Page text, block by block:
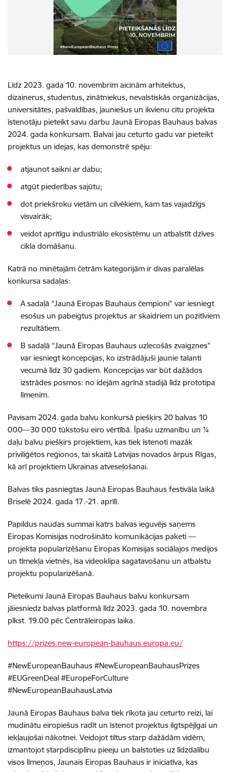
Līdz 2023. gada 10. novembrim aicinām arhitektus,
dizainerus, studentus, zinātniekus, nevalstiskās organizācijas,
universitātes, pašvaldības, jauniešus un ikvienu citu projekta
īstenotāju pieteikt savu darbu Jaunā Eiropas Bauhaus balvas
2024. gada konkursam. Balvai jau ceturto gadu var pieteikt
projektus un idejas, kas demonstrē spēju:
atjaunot saikni ar dabu;
atgūt piederības sajūtu;
dot priekšroku vietām un cilvēkiem, kam tas vajadzīgs
visvairāk;
veidot apritīgu industriālo ekosistēmu un atbalstīt dzīves
cikla domāšanu.
Katrā no minētajām četrām kategorijām ir divas paralēlas
konkursa sadaļas:
A sadaļā “Jaunā Eiropas Bauhaus čempioni” var iesniegt
esošus un pabeigtus projektus ar skaidriem un pozitīviem
rezultātiem.
B sadaļā “Jaunā Eiropas Bauhaus uzlecošās zvaigznes”
var iesniegt koncepcijas, ko izstrādājuši jaunie talanti
vecumā līdz 30 gadiem. Koncepcijas var būt dažādos
izstrādes posmos: no idejām agrīnā stadijā līdz prototipa
līmenim.
Pavisam 2024. gada balvu konkursā piešķirs 20 balvas 10
000—30 000 tūkstošu eiro vērtībā. Īpašu uzmanību un ¼
daļu balvu piešķirs projektiem, kas tiek īstenoti mazāk
priviliģētos reģionos, tai skaitā Latvijas novados ārpus Rīgas,
kā arī projektiem Ukrainas atveseļošanai.
Balvas tiks pasniegtas Jaunā Eiropas Bauhaus festivāla laikā
Briselē 2024. gada 17.-21. aprīlī.
Papildus naudas summai katrs balvas ieguvējs saņems
Eiropas Komisijas nodrošināto komunikācijas paketi —
projekta popularizēšanu Eiropas Komisijas sociālajos medijos
un tīmekļa vietnēs, īsa videoklipa sagatavošanu un atbalstu
projektu popularizēšanā.
Pieteikumi Jaunā Eiropas Bauhaus balvu konkursam
jāiesniedz balvas platformā līdz 2023. gada 10. novembra
plkst. 19.00 pēc Centrāleiropas laika.
https://prizes.new-european-bauhaus.europa.eu/
#NewEuropeanBauhaus #NewEuropeanBauhausPrizes
#EUGreenDeal #EuropeForCulture
#NewEuropeanBauhausLatvia
Jaunā Eiropas Bauhaus balva tiek rīkota jau ceturto reizi, lai
mudinātu eiropiešus radīt un īstenot projektus ilgtspējīgai un
iekļaujošai nākotnei. Veidojot tiltus starp dažādām vidēm,
izmantojot starpdisciplīnu pieeju un balstoties uz līdzdalību
visos līmeņos, Jaunais Eiropas Bauhaus ir iniciatīva, kas